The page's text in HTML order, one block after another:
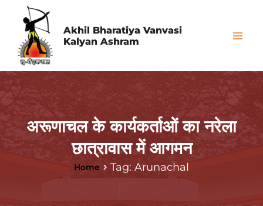
content
Akhil Bharatiya Vanvasi
Kalyan Ashram
अरूणाचल के कार्यकर्ताओं का नरेला
छात्रावास में आगमन
Home Tag: Arunachal